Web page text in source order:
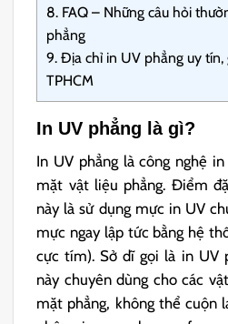
8. FAQ – Những câu hỏi
phẳng
9. Địa chỉ in UV phẳng uy tín,
TPHCM
In UV phẳng là gì?
In UV phẳng là công nghệ
mặt vật liệu phẳng. Điểm
này là sử dụng mực in UV
mực ngay lập tức bằng hệ
cực tím). Sở dĩ gọi là in UV
này chuyên dùng cho các
mặt phẳng, không thể cuộn